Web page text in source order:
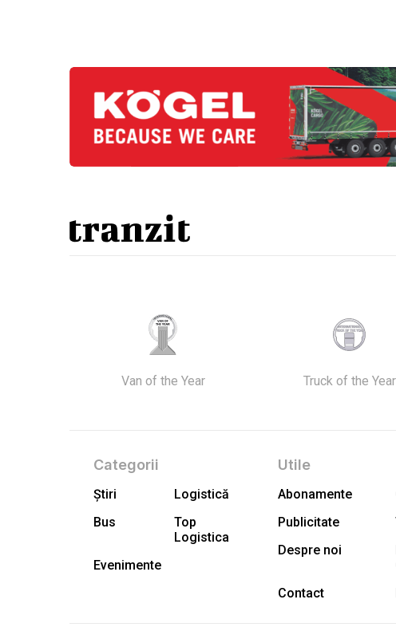
Van of the Year Truck of the Year
Categorii
Știri
Logistică
Bus
Top
Logistica
Evenimente
Utile
Abonamente
Publicitate
Despre noi
Contact